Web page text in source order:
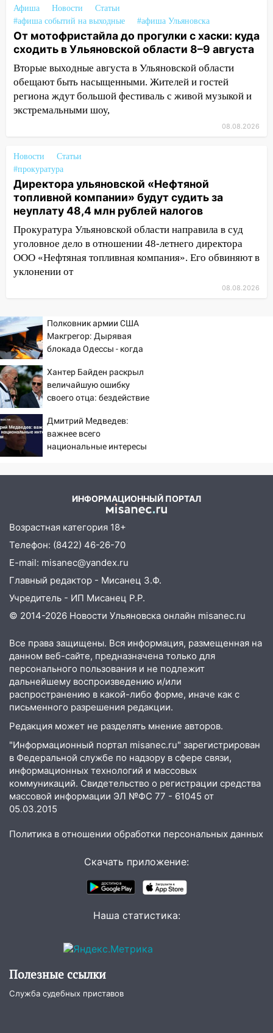
10:26
На нескольких улицах Ульяновска
временно отключили холодную воду
10:14 В Ульяновске двоих участников
коррупционной схемы при ЦГКБ
отправили в колонию на 7 и 8 лет
09:52 Ночью беспилотники сбили над
соседними Татарстаном и Саратовской
областью
Бога в СИЗО
09:35 В Ульяновске директора фирмы
будут судить за неуплату налогов на 48
млн рублей
08:22 Подросток на питбайке сбил
велосипедистку: пострадали двое
07:20 Жара возвращается: ожидается
знойный и сухой четверг
пострадал 38-летний водитель
иномарки
05:00
«Каждая пятая женщина и каждый
второй мужчина в мире сталкиваются с
алопецией»: врач рассказал, чем может
быть вызвано облысение и как с этим
справиться
03:30
Гороскоп на 7 августа: пятница
принесет прилив творческой энергии и
отличные шансы исправить старые
Прогноз погоды на 7 августа в
Ульяновской области
20:04
Ульяновцев приглашают на забег,
посвящённый Дню воздушного флота
России
19:12
В Ульяновской области
руководителя частной компании
наказали за сокрытие прошлого своего
18:02 В Ульяновск едут звезды
баскетбола!
17:08 Ульяновский областной суд
оставил в силе приговор руководству
«УльяновскФармации» за махинации на
3,2 млн рублей
16:09 Ветераны легкой атлетики из
Ульяновска успешно выступили на
Чемпионате России
16:02
В Ульяновской области убрали
более 28% площадей зерновых и
Ульяновской области завели дело на
На улице Радищева сбили
курьера: крупная авария в Ульяновске
новый кавалер женщины оказался
14:26
В Ульяновске ограничат движение
по улице Ефремова
Афиша Новости
Статьи
#афиша событий на выходные
#афиша Ульяновска
От мотофристайла до прогулки с хаски: куда
сходить в Ульяновской области 8–9 августа
Вторые выходные августа в Ульяновской области
обещают быть насыщенными. Жителей и гостей
региона ждут большой фестиваль с живой музыкой и
экстремальными шоу,
08.08.2026
Новости
Статьи
#прокуратура
Директора ульяновской «Нефтяной
топливной компании» будут судить за
неуплату 48,4 млн рублей налогов
Прокуратура Ульяновской области направила в суд
уголовное дело в отношении 48-летнего директора
ООО «Нефтяная топливная компания». Его обвиняют в
уклонении от
08.08.2026
Полковник армии США
Макгрегор: Дырявая
блокада Одессы - когда
России за это полетят
головы?
Хантер Байден раскрыл
величайшую ошибку
своего отца: бездействие
Дмитрий Медведев:
важнее всего
национальные интересы
ИНФОРМАЦИОННЫЙ ПОРТАЛ
Возрастная категория 18+
Телефон: (8422) 46-26-70
E-mail: misanec@yandex.ru
Главный редактор - Мисанец З.Ф.
Учредитель - ИП Мисанец Р.Р.
© 2014-2026 Новости Ульяновска онлайн misanec.ru
Все права защищены. Вся информация, размещенная на
данном веб-сайте, предназначена только для
персонального пользования и не подлежит
дальнейшему воспроизведению и/или
распространению в какой-либо форме, иначе как с
письменного разрешения редакции.
Редакция может не разделять мнение авторов.
"Информационный портал misanec.ru" зарегистрирован
в Федеральной службе по надзору в сфере связи,
информационных технологий и массовых
коммуникаций. Свидетельство о регистрации средства
массовой информации ЭЛ №ФС 77 - 61045 от
05.03.2015
Политика в отношении обработки персональных данных
Скачать приложение:
Наша статистика:
Полезные ссылки
Служба судебных приставов